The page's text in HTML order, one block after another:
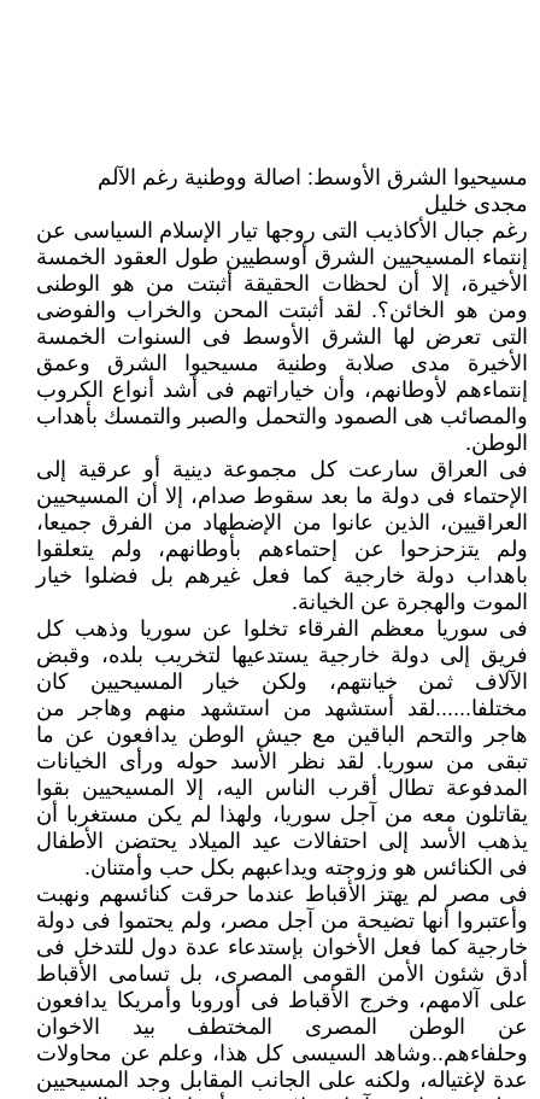
مسيحيوا الشرق الأوسط: اصالة ووطنية رغم الآلم
مجدى خليل
رغم جبال الأكاذيب التى روجها تيار الإسلام السياسى عن
إنتماء المسيحيين الشرق أوسطيين طول العقود الخمسة
الأخيرة، إلا أن لحظات الحقيقة أثبتت من هو الوطنى
ومن هو الخائن؟. لقد أثبتت المحن والخراب والفوضى
التى تعرض لها الشرق الأوسط فى السنوات الخمسة
الأخيرة مدى صلابة وطنية مسيحيوا الشرق وعمق
إنتماءهم لأوطانهم، وأن خياراتهم فى أشد أنواع الكروب
والمصائب هى الصمود والتحمل والصبر والتمسك بأهداب
الوطن.
فى العراق سارعت كل مجموعة دينية أو عرقية إلى
الإحتماء فى دولة ما بعد سقوط صدام، إلا أن المسيحيين
العراقيين، الذين عانوا من الإضطهاد من الفرق جميعا،
ولم يتزحزحوا عن إحتماءهم بأوطانهم، ولم يتعلقوا
باهداب دولة خارجية كما فعل غيرهم بل فضلوا خيار
الموت والهجرة عن الخيانة.
فى سوريا معظم الفرقاء تخلوا عن سوريا وذهب كل
فريق إلى دولة خارجية يستدعيها لتخريب بلده، وقبض
الآلاف ثمن خيانتهم، ولكن خيار المسيحيين كان
مختلفا......لقد أستشهد من استشهد منهم وهاجر من
هاجر والتحم الباقين مع جيش الوطن يدافعون عن ما
تبقى من سوريا. لقد نظر الأسد حوله ورأى الخيانات
المدفوعة تطال أقرب الناس اليه، إلا المسيحيين بقوا
يقاتلون معه من آجل سوريا، ولهذا لم يكن مستغربا أن
يذهب الأسد إلى احتفالات عيد الميلاد يحتضن الأطفال
فى الكنائس هو وزوجته ويداعبهم بكل حب وأمتنان.
فى مصر لم يهتز الأقباط عندما حرقت كنائسهم ونهبت
وأعتبروا أنها تضيحة من آجل مصر، ولم يحتموا فى دولة
خارجية كما فعل الأخوان بإستدعاء عدة دول للتدخل فى
أدق شئون الأمن القومى المصرى، بل تسامى الأقباط
على آلامهم، وخرج الأقباط فى أوروبا وأمريكا يدافعون
عن الوطن المصرى المختطف بيد الاخوان
وحلفاءهم..وشاهد السيسى كل هذا، وعلم عن محاولات
عدة لإغتياله، ولكنه على الجانب المقابل وجد المسيحيين